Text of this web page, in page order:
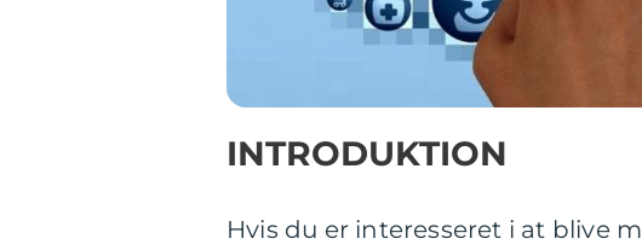
INTRODUKTION
Hvis du er interesseret i at blive